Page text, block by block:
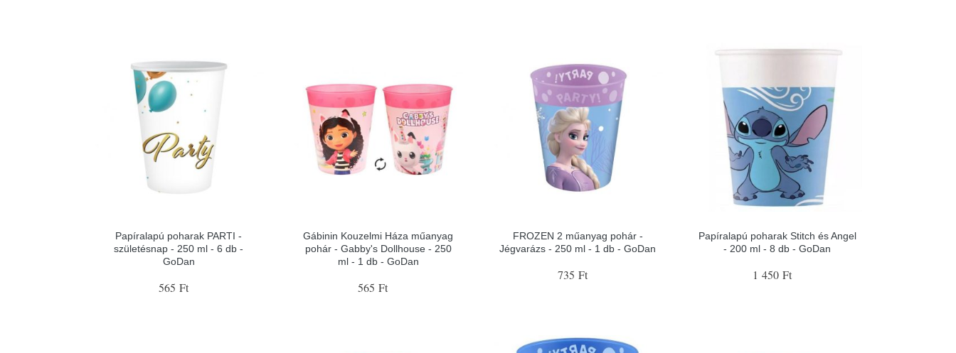
Papíralapú poharak PARTI -
születésnap - 250 ml - 6 db -
GoDan
565 Ft
Gábinin Kouzelmi Háza műanyag
pohár - Gabby's Dollhouse - 250
ml - 1 db - GoDan
565 Ft
FROZEN 2 műanyag pohár -
Jégvarázs - 250 ml - 1 db - GoDan
735 Ft
Papíralapú poharak Stitch és Angel
- 200 ml - 8 db - GoDan
1 450 Ft